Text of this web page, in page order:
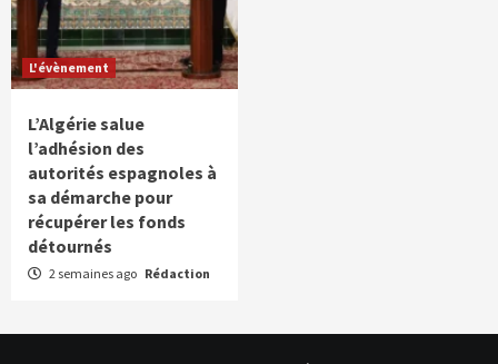
L'évènement
L’Algérie salue
l’adhésion des
autorités espagnoles à
sa démarche pour
récupérer les fonds
détournés
2 semaines ago Rédaction